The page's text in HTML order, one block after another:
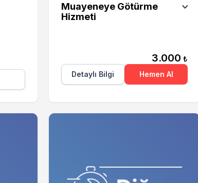
Muayeneye Götürme
Hizmeti
3.000 ₺
Detaylı Bilgi
Hemen Al